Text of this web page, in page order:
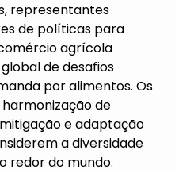
representantes
de políticas para
agrícola
de desafios
por alimentos. Os
de
e adaptação
a diversidade
redor do mundo.